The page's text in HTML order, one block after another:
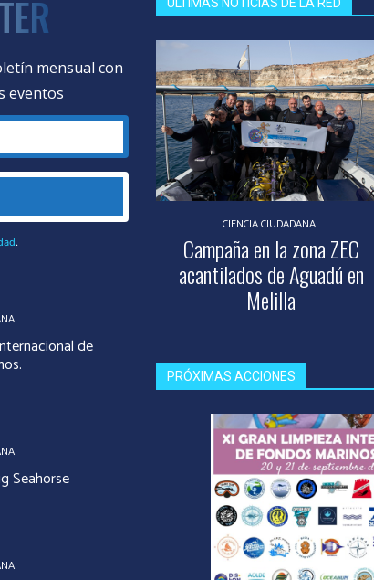
mensual con
eventos
.
de
Seahorse
CIENCIA CIUDADANA
Campaña en la zona ZEC
acantilados de Aguadú en
Melilla
PRÓXIMAS ACCIONES